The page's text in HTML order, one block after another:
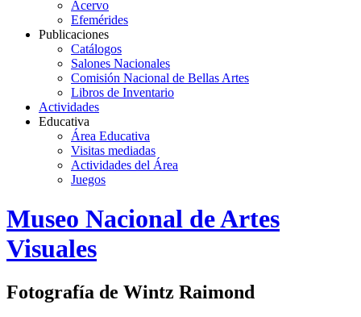
Acervo
Efemérides
Publicaciones
Catálogos
Salones Nacionales
Comisión Nacional de Bellas Artes
Libros de Inventario
Actividades
Educativa
Área Educativa
Visitas mediadas
Actividades del Área
Juegos
Logo
MNAV
Museo Nacional de Artes
Visuales
Fotografía de Wintz Raimond